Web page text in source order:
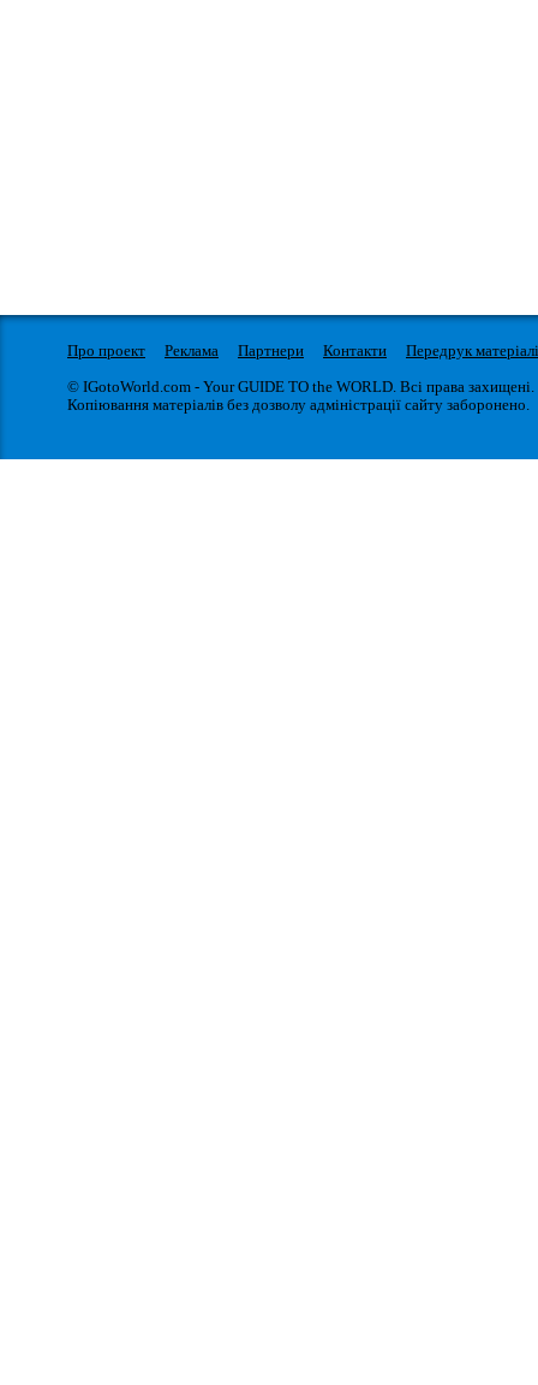
Про проект Реклама Партнери Контакти
Передрук
© IGotoWorld.com - Your GUIDE TO the WORLD. Всі права захищені.
Копіювання матеріалів без дозволу адміністрації сайту заборонено.